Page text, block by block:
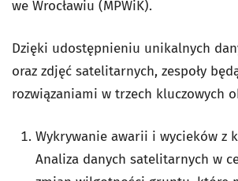
we Wrocławiu (MPWiK).
Dzięki udostępnieniu unikalnych
oraz zdjęć satelitarnych, zespoły
rozwiązaniami w trzech kluczowych
Wykrywanie awarii i wycieków z
Analiza danych satelitarnych w